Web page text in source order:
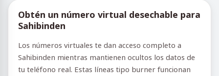
Obtén un número virtual desechable para
Sahibinden
Los números virtuales te dan acceso completo a
Sahibinden mientras mantienen ocultos los datos de
tu teléfono real. Estas líneas tipo burner funcionan